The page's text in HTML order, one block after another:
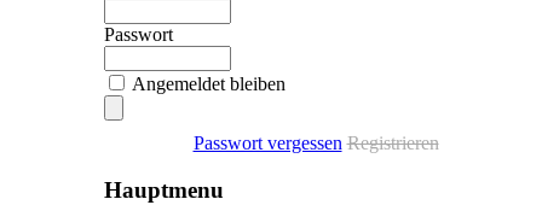
Passwort
Angemeldet bleiben
Passwort vergessen Registrieren
Hauptmenu